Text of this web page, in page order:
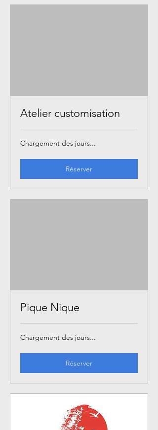
Atelier customisation
Chargement des jours...
Réserver
Pique Nique
Chargement des jours...
Réserver